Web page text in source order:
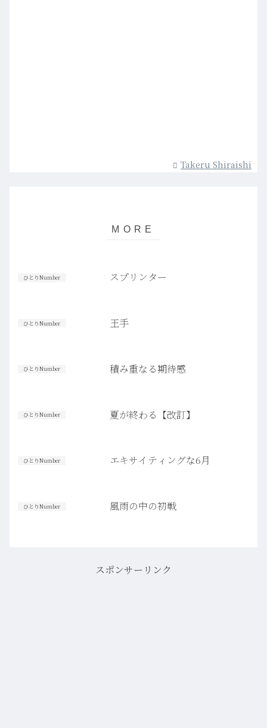
Takeru Shiraishi
ひとりNumber スプリンター
ひとりNumber 王手
ひとりNumber 積み重なる期待感
ひとりNumber 夏が終わる【改訂】
ひとりNumber エキサイティングな6月
ひとりNumber 風雨の中の初戦
スポンサーリンク